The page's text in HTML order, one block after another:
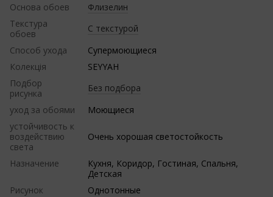
Основа обоев
Флизелин
Текстура
обоев
С текстурой
Способ ухода
Супермоющиеся
Колекція
SEYYAH
Подбор
рисунка
Без подбора
уход за обоями
Моющиеся
устойчивость к
воздействию
света
Очень хорошая светостойкость
Назначение
Кухня, Коридор, Гостиная, Спальня,
Детская
Рисунок
Однотонные